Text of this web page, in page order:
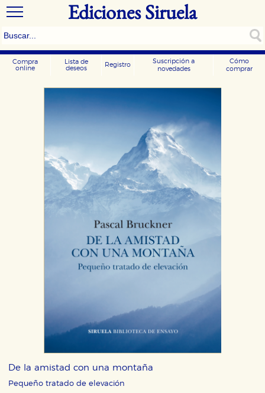
Ediciones Siruela
Compra
online
Lista de
deseos
Registro
Suscripción a
novedades
Cómo
comprar
De la amistad con una montaña
Pequeño tratado de elevación